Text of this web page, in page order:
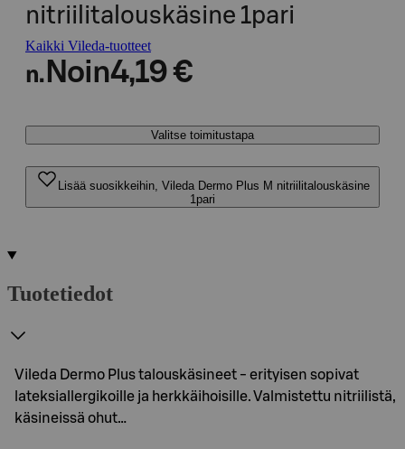
nitriilitalouskäsine 1pari
Kaikki Vileda-tuotteet
n. Noin4,19 €
Valitse toimitustapa
Lisää suosikkeihin, Vileda Dermo Plus M nitriilitalouskäsine
1pari
Tuotetiedot
Vileda Dermo Plus talouskäsineet - erityisen sopivat
lateksiallergikoille ja herkkäihoisille. Valmistettu nitriilistä,
käsineissä ohut…